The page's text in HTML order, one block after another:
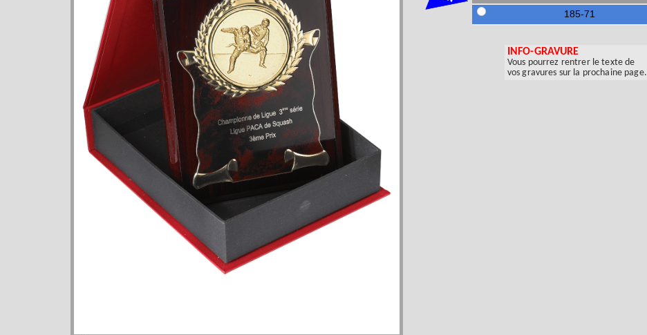
185-71
INFO-GRAVURE
Vous pourrez rentrer le texte de
vos gravures sur la prochaine page.